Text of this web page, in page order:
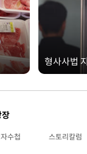
형사사법
수첩 스토리칼럼